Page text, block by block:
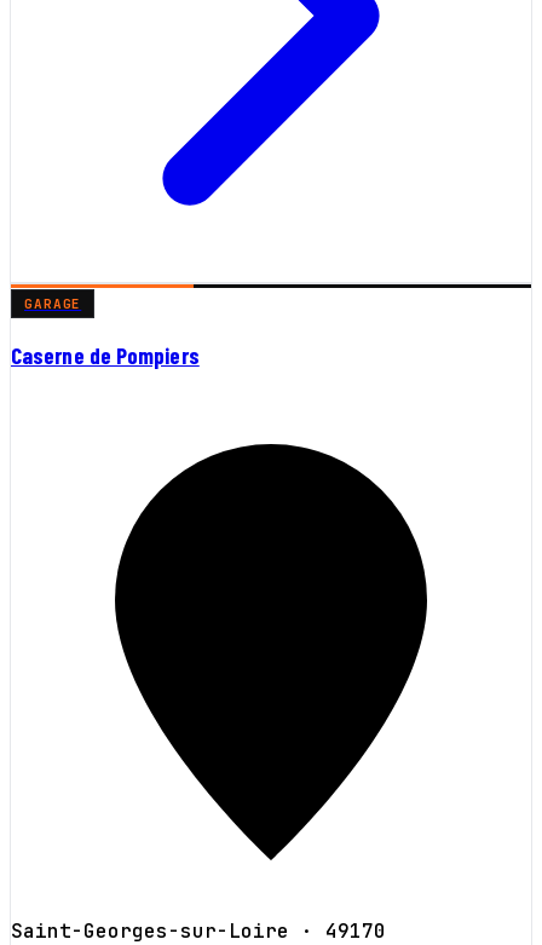
GARAGE
Caserne de Pompiers
Saint-Georges-sur-Loire · 49170